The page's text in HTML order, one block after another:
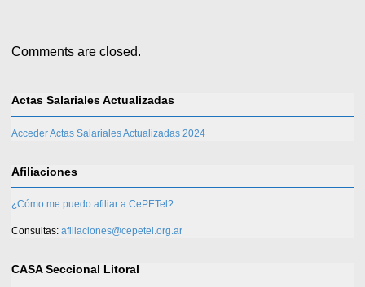
Comments are closed.
Actas Salariales Actualizadas
Acceder Actas Salariales Actualizadas 2024
Afiliaciones
¿Cómo me puedo afiliar a CePETel?
Consultas: afiliaciones@cepetel.org.ar
CASA Seccional Litoral